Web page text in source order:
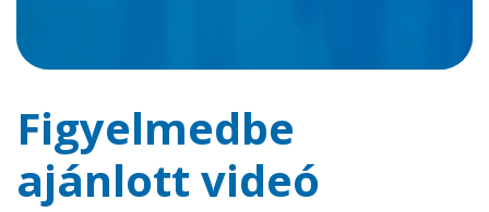
Figyelmedbe
ajánlott videó